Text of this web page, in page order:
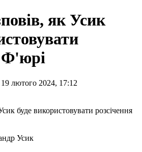
як Усик
Ф'юрі
лютого 2024, 17:12
Усик